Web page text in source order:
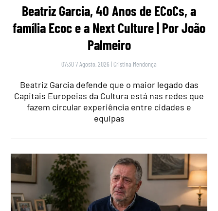
Beatriz Garcia, 40 Anos de ECoCs, a
família Ecoc e a Next Culture | Por João
Palmeiro
07:30 7 Agosto, 2026 | Cristina Mendonça
Beatriz Garcia defende que o maior legado das
Capitais Europeias da Cultura está nas redes que
fazem circular experiência entre cidades e
equipas